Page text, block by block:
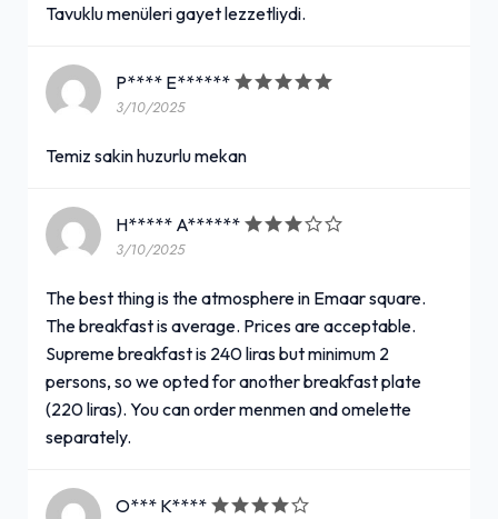
Tavuklu menüleri gayet lezzetliydi.
P**** E******
3/10/2025
Temiz sakin huzurlu mekan
H***** A******
3/10/2025
The best thing is the atmosphere in Emaar square.
The breakfast is average. Prices are acceptable.
Supreme breakfast is 240 liras but minimum 2
persons, so we opted for another breakfast plate
(220 liras). You can order menmen and omelette
separately.
O*** K****